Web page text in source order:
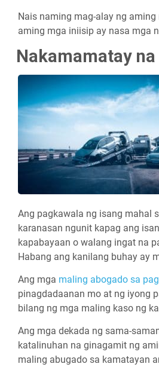
Nais naming mag-alay ng
aming mga iniisip ay nasa mga
Nakamamatay
Ang pagkawala ng isang mahal
karanasan ngunit kapag ang
kapabayaan o walang ingat na
Habang ang kanilang buhay ay
Ang mga maling abogado sa
pinagdadaanan mo at ng iyong
bilang ng mga maling kaso ng
Ang mga dekada ng sama-
katalinuhan na ginagamit ng
maling abugado sa kamatayan